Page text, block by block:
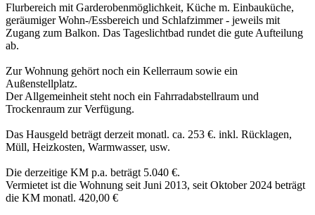
Flurbereich mit Garderobenmöglichkeit, Küche m. Einbauküche,
geräumiger Wohn-/Essbereich und Schlafzimmer - jeweils mit
Zugang zum Balkon. Das Tageslichtbad rundet die gute Aufteilung
ab.
Zur Wohnung gehört noch ein Kellerraum sowie ein
Außenstellplatz.
Der Allgemeinheit steht noch ein Fahrradabstellraum und
Trockenraum zur Verfügung.
Das Hausgeld beträgt derzeit monatl. ca. 253 €. inkl. Rücklagen,
Müll, Heizkosten, Warmwasser, usw.
Die derzeitige KM p.a. beträgt 5.040 €.
Vermietet ist die Wohnung seit Juni 2013, seit Oktober 2024 beträgt
die KM monatl. 420,00 €